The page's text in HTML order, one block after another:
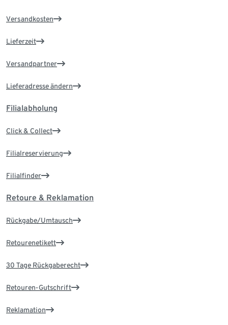
Versandkosten
Lieferzeit
Versandpartner
Lieferadresse ändern
Filialabholung
Click & Collect
Filialreservierung
Filialfinder
Retoure & Reklamation
Rückgabe/Umtausch
Retourenetikett
30 Tage Rückgaberecht
Retouren-Gutschrift
Reklamation